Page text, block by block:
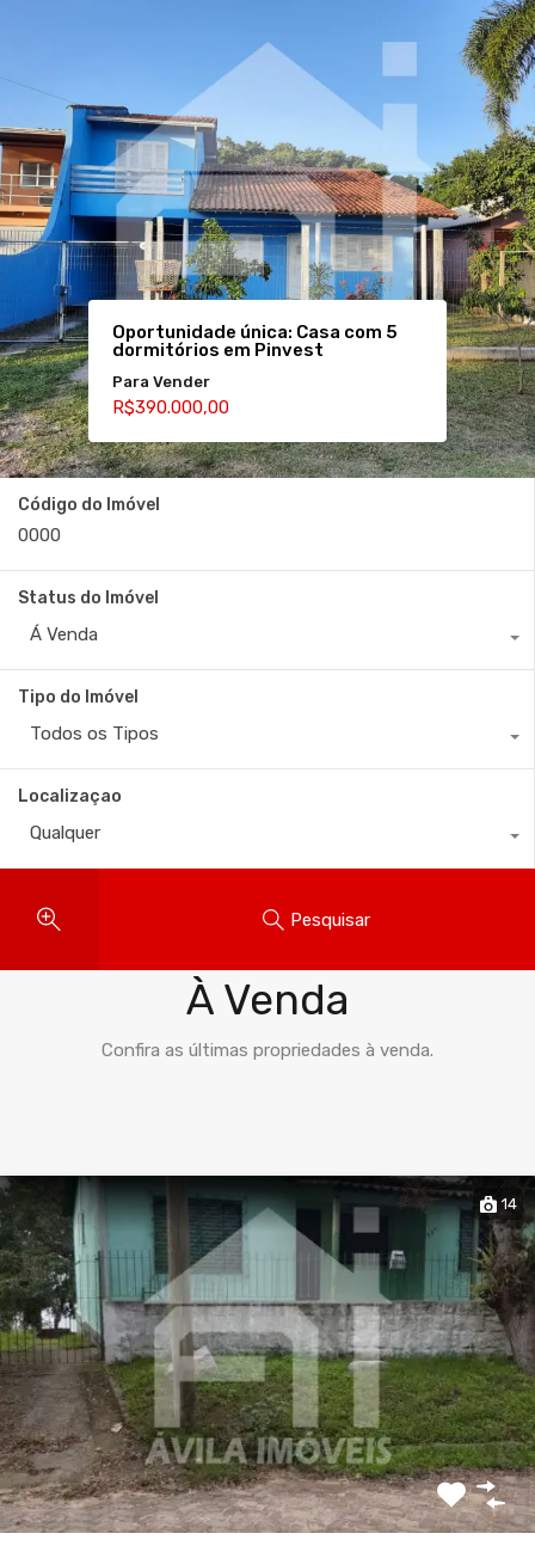
Oportunidade única: Casa com 5
dormitórios em Pinvest
Para Vender
R$390.000,00
Código do Imóvel
Status do Imóvel
Á Venda
Tipo do Imóvel
Todos os Tipos
Localizaçao
Qualquer
Pesquisar
À Venda
Confira as últimas propriedades à venda.
14